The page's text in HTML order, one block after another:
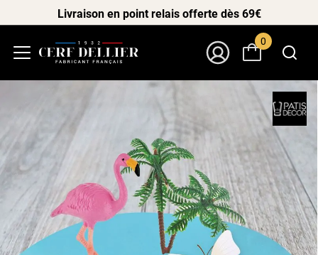
Livraison en point relais offerte dès 69€
0